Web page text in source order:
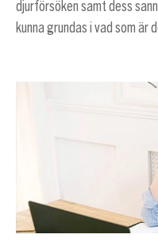
djurförsöken samt dess
kunna grundas i vad som är